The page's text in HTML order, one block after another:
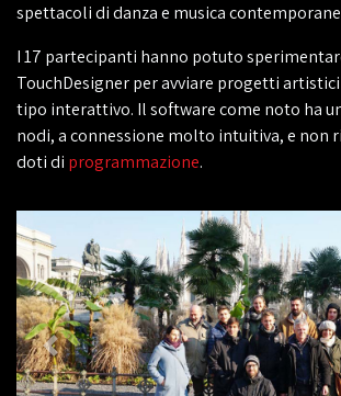
spettacoli di danza e musica
I 17 partecipanti hanno potuto
TouchDesigner per avviare progetti
tipo interattivo. Il software come noto ha
nodi, a connessione molto intuitiva, e non
doti di programmazione.